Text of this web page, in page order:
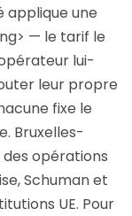
applique une
— le tarif le
lui-
leur propre
fixe le
Bruxelles-
opérations
Schuman et
UE. Pour